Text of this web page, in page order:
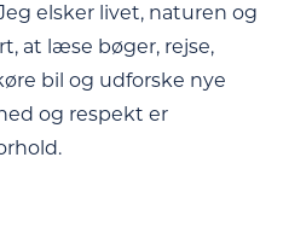
elsker livet, naturen og
at læse bøger, rejse,
bil og udforske nye
og respekt er